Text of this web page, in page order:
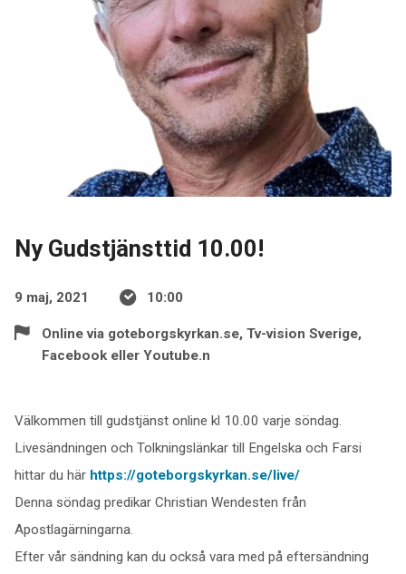
Ny Gudstjänsttid 10.00!
9 maj, 2021 10:00
Online via goteborgskyrkan.se, Tv-vision Sverige,
Facebook eller Youtube.n
Välkommen till gudstjänst online kl 10.00 varje söndag.
Livesändningen och Tolkningslänkar till Engelska och Farsi
hittar du här https://goteborgskyrkan.se/live/
Denna söndag predikar Christian Wendesten från
Apostlagärningarna.
Efter vår sändning kan du också vara med på eftersändning